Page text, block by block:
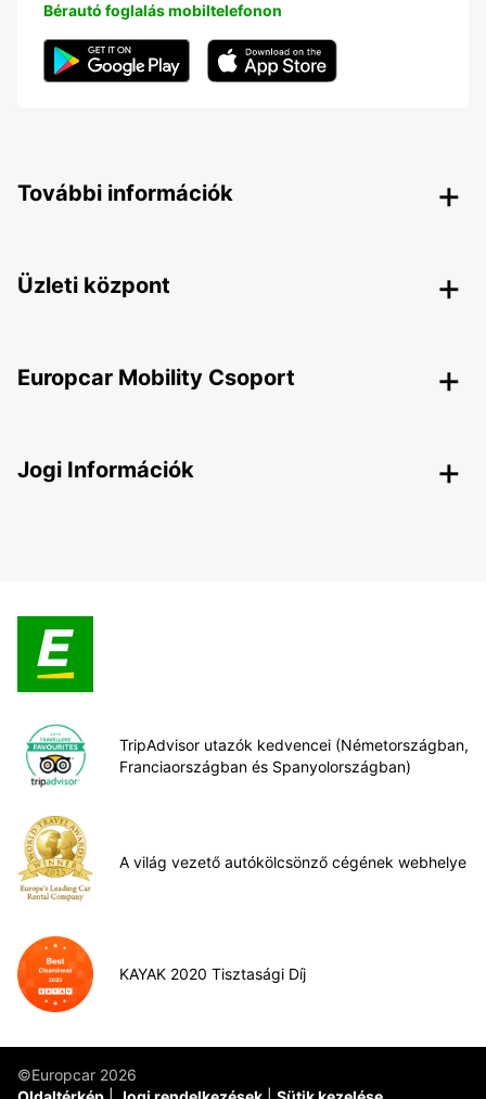
Bérautó foglalás mobiltelefonon
További információk
Üzleti központ
Europcar Mobility Csoport
Jogi Információk
TripAdvisor utazók kedvencei (Németországban,
Franciaországban és Spanyolországban)
A világ vezető autókölcsönző cégének webhelye
KAYAK 2020 Tisztasági Díj
©Europcar 2026